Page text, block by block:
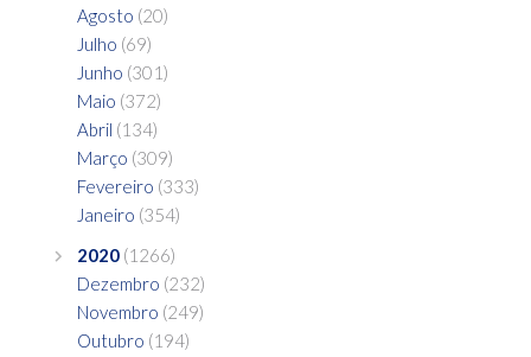
Agosto (20)
Julho (69)
Junho (301)
Maio (372)
Abril (134)
Março (309)
Fevereiro (333)
Janeiro (354)
2020 (1266)
Dezembro (232)
Novembro (249)
Outubro (194)